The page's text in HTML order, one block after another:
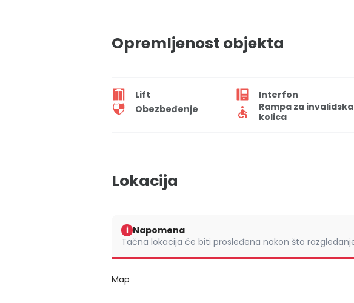
Opremljenost objekta
Lift Interfon
Obezbeđenje
Rampa za invalidska
kolica
Lokacija
i Napomena
Tačna lokacija će biti prosleđena nakon što
Map